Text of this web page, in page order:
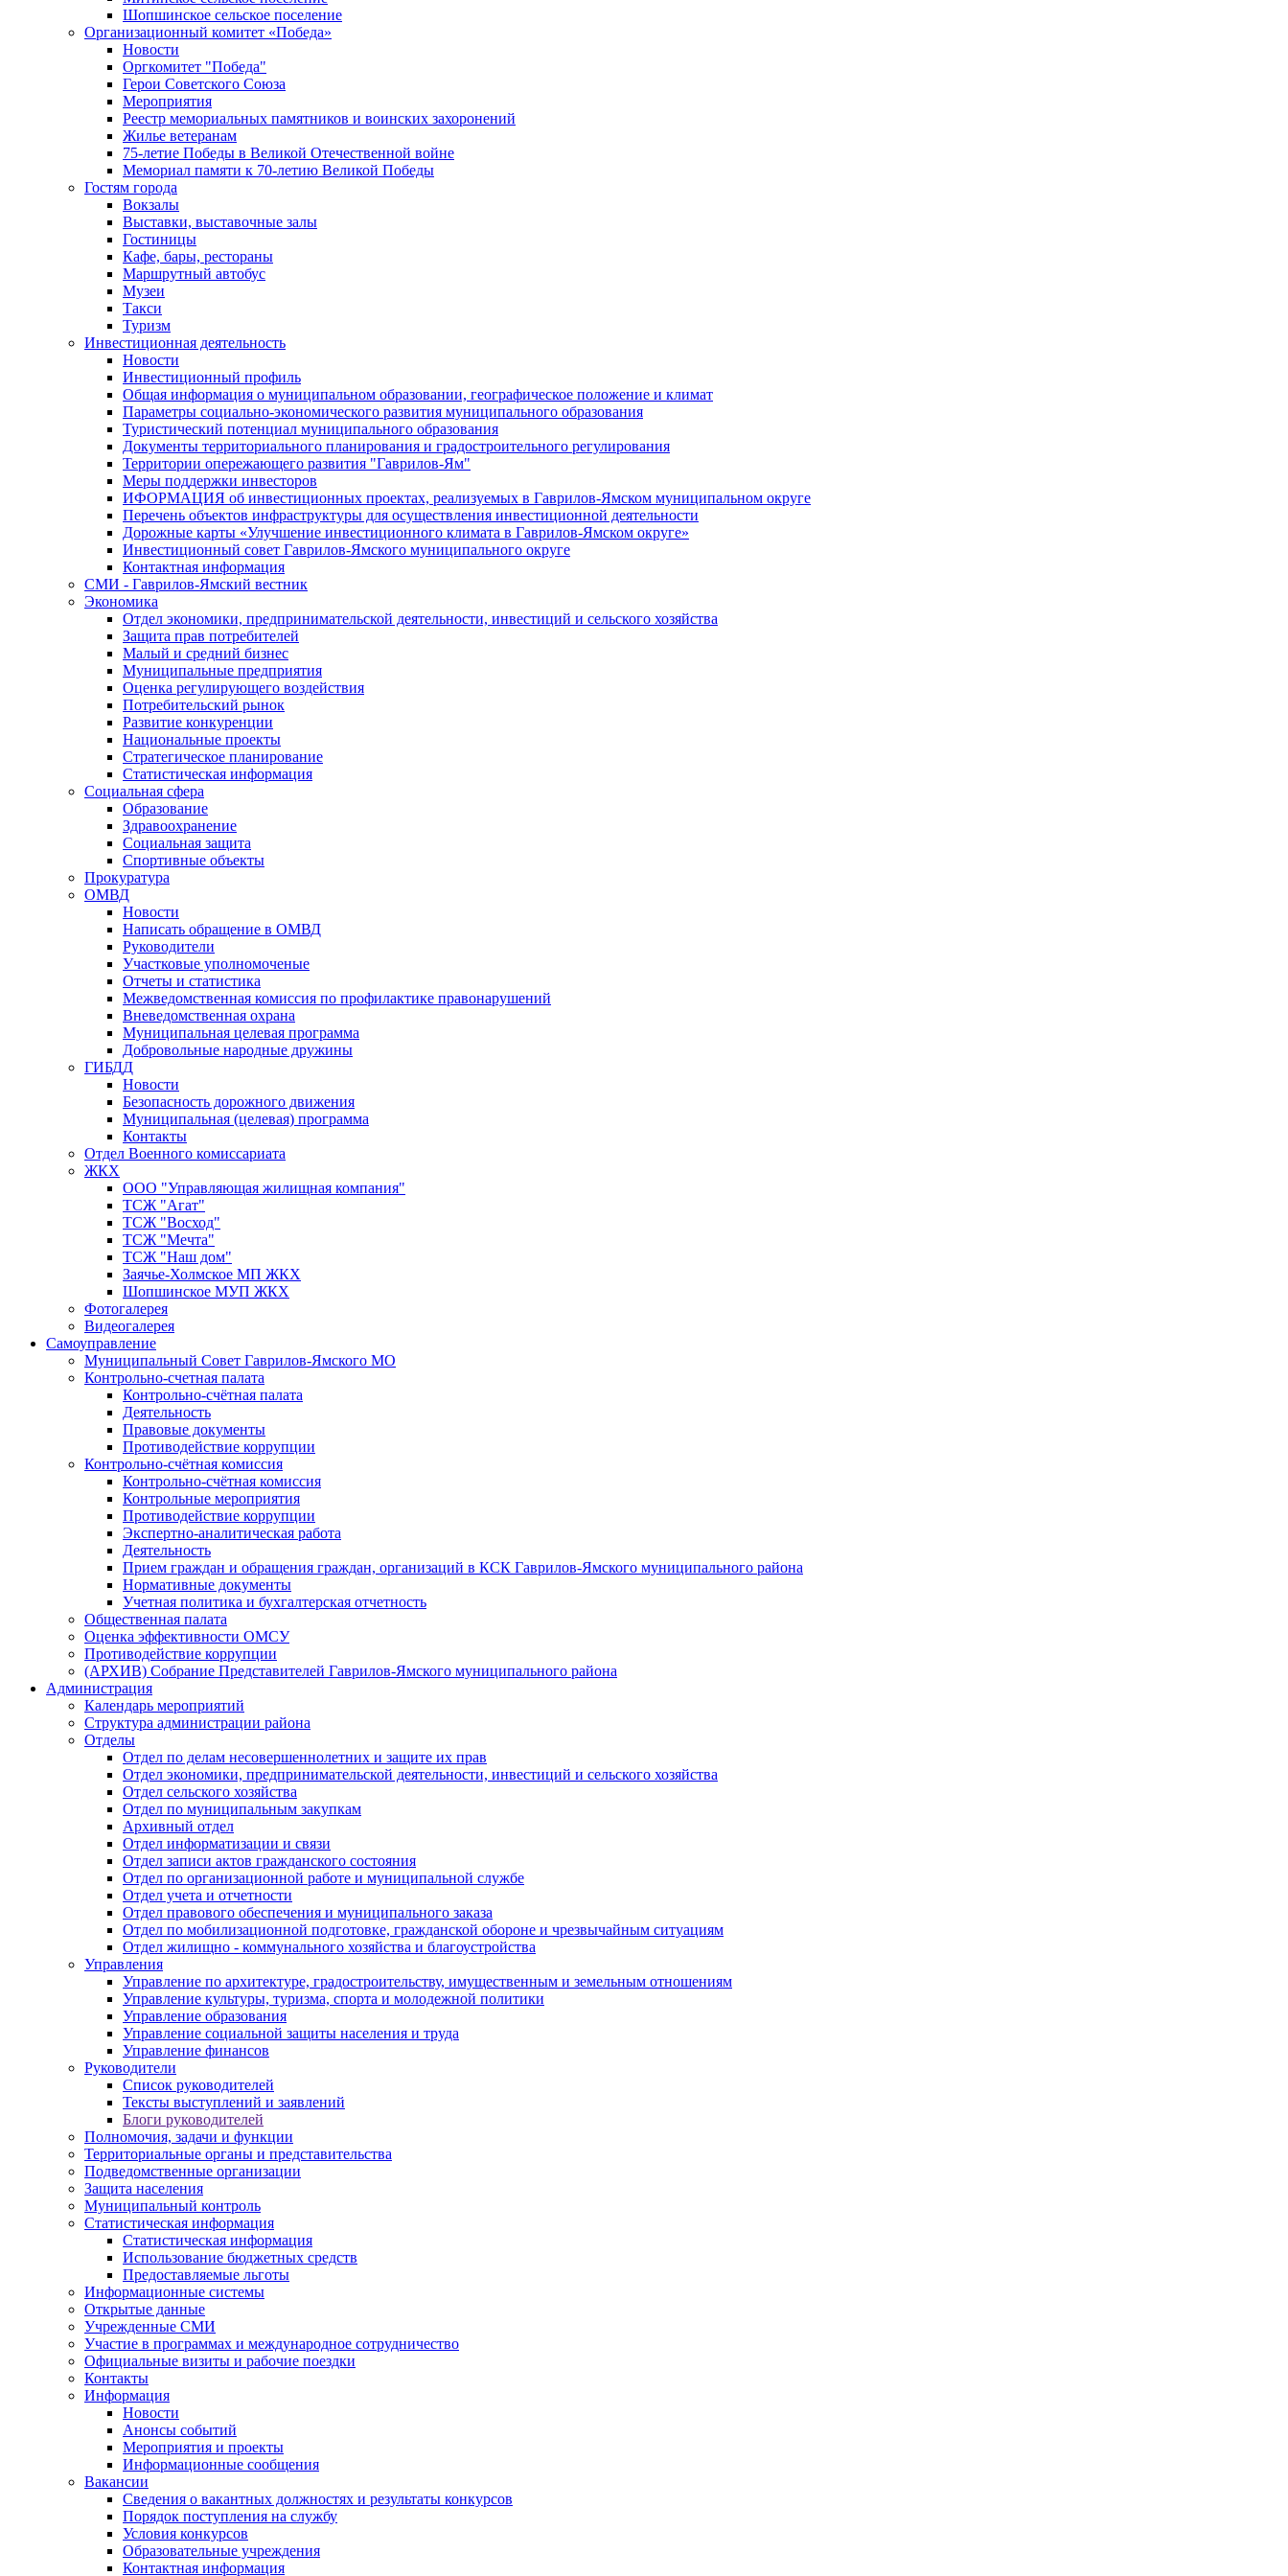
Шопшинское сельское поселение
Организационный комитет «Победа»
Новости
Оргкомитет "Победа"
Герои Советского Союза
Мероприятия
Реестр мемориальных памятников и воинских захоронений
Жилье ветеранам
75-летие Победы в Великой Отечественной войне
Мемориал памяти к 70-летию Великой Победы
Гостям города
Вокзалы
Выставки, выставочные залы
Гостиницы
Кафе, бары, рестораны
Маршрутный автобус
Музеи
Такси
Туризм
Инвестиционная деятельность
Новости
Инвестиционный профиль
Общая информация о муниципальном образовании, географическое положение и климат
Параметры социально-экономического развития муниципального образования
Туристический потенциал муниципального образования
Документы территориального планирования и градостроительного регулирования
Территории опережающего развития "Гаврилов-Ям"
Меры поддержки инвесторов
ИФОРМАЦИЯ об инвестиционных проектах, реализуемых в Гаврилов-Ямском муниципальном округе
Перечень объектов инфраструктуры для осуществления инвестиционной деятельности
Дорожные карты «Улучшение инвестиционного климата в Гаврилов-Ямском округе»
Инвестиционный совет Гаврилов-Ямского муниципального округе
Контактная информация
СМИ - Гаврилов-Ямский вестник
Экономика
Отдел экономики, предпринимательской деятельности, инвестиций и сельского хозяйства
Защита прав потребителей
Малый и средний бизнес
Муниципальные предприятия
Оценка регулирующего воздействия
Потребительский рынок
Развитие конкуренции
Национальные проекты
Стратегическое планирование
Статистическая информация
Социальная сфера
Образование
Здравоохранение
Социальная защита
Спортивные объекты
Прокуратура
ОМВД
Новости
Написать обращение в ОМВД
Руководители
Участковые уполномоченые
Отчеты и статистика
Межведомственная комиссия по профилактике правонарушений
Вневедомственная охрана
Муниципальная целевая программа
Добровольные народные дружины
ГИБДД
Новости
Безопасность дорожного движения
Муниципальная (целевая) программа
Контакты
Отдел Военного комиссариата
ЖКХ
ООО "Управляющая жилищная компания"
ТСЖ "Агат"
ТСЖ "Восход"
ТСЖ "Мечта"
ТСЖ "Наш дом"
Заячье-Холмское МП ЖКХ
Шопшинское МУП ЖКХ
Фотогалерея
Видеогалерея
Самоуправление
Муниципальный Совет Гаврилов-Ямского МО
Контрольно-счетная палата
Контрольно-счётная палата
Деятельность
Правовые документы
Противодействие коррупции
Контрольно-счётная комиссия
Контрольно-счётная комиссия
Контрольные мероприятия
Противодействие коррупции
Экспертно-аналитическая работа
Деятельность
Прием граждан и обращения граждан, организаций в КСК Гаврилов-Ямского муниципального района
Нормативные документы
Учетная политика и бухгалтерская отчетность
Общественная палата
Оценка эффективности ОМСУ
Противодействие коррупции
(АРХИВ) Собрание Представителей Гаврилов-Ямского муниципального района
Администрация
Календарь мероприятий
Структура администрации района
Отделы
Отдел по делам несовершеннолетних и защите их прав
Отдел экономики, предпринимательской деятельности, инвестиций и сельского хозяйства
Отдел сельского хозяйства
Отдел по муниципальным закупкам
Архивный отдел
Отдел информатизации и связи
Отдел записи актов гражданского состояния
Отдел по организационной работе и муниципальной службе
Отдел учета и отчетности
Отдел правового обеспечения и муниципального заказа
Отдел по мобилизационной подготовке, гражданской обороне и чрезвычайным ситуациям
Отдел жилищно - коммунального хозяйства и благоустройства
Управления
Управление по архитектуре, градостроительству, имущественным и земельным отношениям
Управление культуры, туризма, спорта и молодежной политики
Управление образования
Управление социальной защиты населения и труда
Управление финансов
Руководители
Список руководителей
Тексты выступлений и заявлений
Блоги руководителей
Полномочия, задачи и функции
Территориальные органы и представительства
Подведомственные организации
Защита населения
Муниципальный контроль
Статистическая информация
Статистическая информация
Использование бюджетных средств
Предоставляемые льготы
Информационные системы
Открытые данные
Учрежденные СМИ
Участие в программах и международное сотрудничество
Официальные визиты и рабочие поездки
Контакты
Информация
Новости
Анонсы событий
Мероприятия и проекты
Информационные сообщения
Вакансии
Сведения о вакантных должностях и результаты конкурсов
Порядок поступления на службу
Условия конкурсов
Образовательные учреждения
Контактная информация